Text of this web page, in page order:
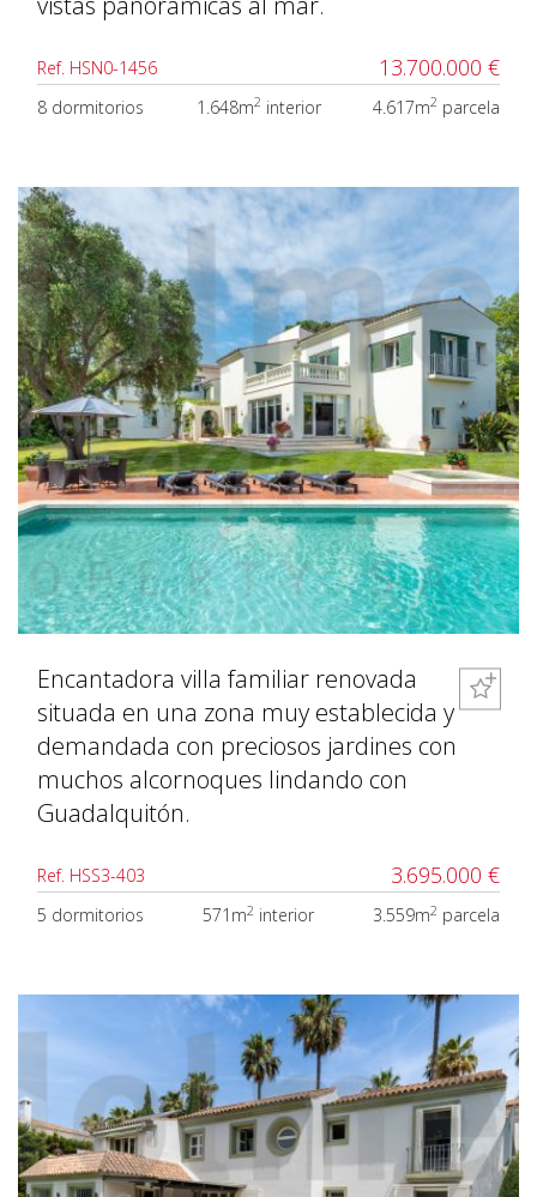
Ref. HSN0-1456 13.700.000 €
8 dormitorios 1.648m2 interior 4.617m2 parcela
Encantadora villa familiar renovada
situada en una zona muy establecida y
demandada con preciosos jardines con
muchos alcornoques lindando con
Guadalquitón.
Ref. HSS3-403 3.695.000 €
5 dormitorios 571m2 interior 3.559m2 parcela